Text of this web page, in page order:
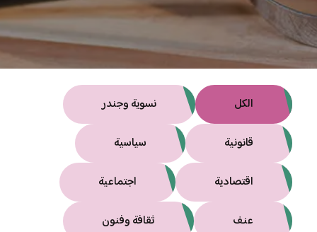
الكل نسوية وجندر
قانونية سياسية
اقتصادية اجتماعية
عنف ثقافة وفنون